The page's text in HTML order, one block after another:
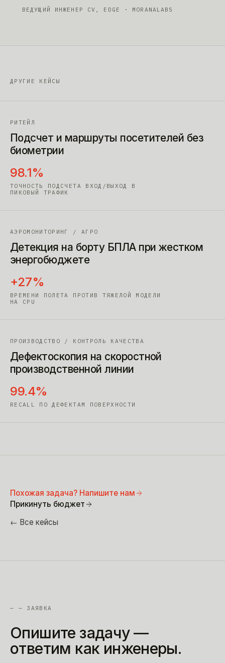
ВЕДУЩИЙ ИНЖЕНЕР CV, EDGE · MORANALABS
ДРУГИЕ КЕЙСЫ
РИТЕЙЛ
Подсчет и маршруты посетителей без
биометрии
98.1%
ТОЧНОСТЬ ПОДСЧЕТА ВХОД/ВЫХОД В
ПИКОВЫЙ ТРАФИК
АЭРОМОНИТОРИНГ / АГРО
Детекция на борту БПЛА при жестком
энергобюджете
+27%
ВРЕМЕНИ ПОЛЕТА ПРОТИВ ТЯЖЕЛОЙ МОДЕЛИ
НА CPU
ПРОИЗВОДСТВО / КОНТРОЛЬ КАЧЕСТВА
Дефектоскопия на скоростной
производственной линии
99.4%
RECALL ПО ДЕФЕКТАМ ПОВЕРХНОСТИ
Похожая задача? Напишите нам
Прикинуть бюджет
← Все кейсы
— — ЗАЯВКА
Опишите задачу —
ответим как инженеры.